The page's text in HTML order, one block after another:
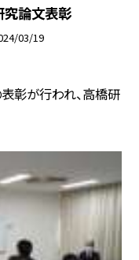
究論文表彰
03/19
彰が行われ、高橋研